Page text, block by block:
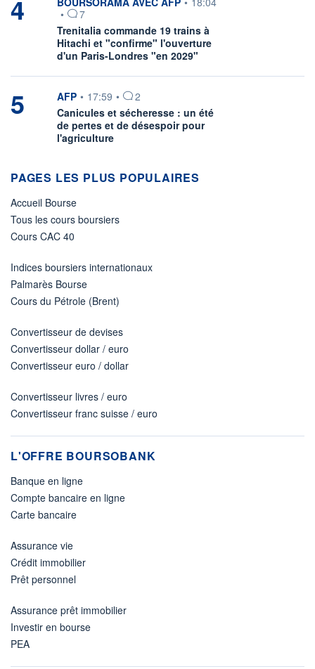
4
•
7
Trenitalia commande 19 trains à
Hitachi et "confirme" l'ouverture
d'un Paris-Londres "en 2029"
5 information fournie par
AFP • 17:59 •
2
Canicules et sécheresse : un été
de pertes et de désespoir pour
l'agriculture
PAGES LES PLUS POPULAIRES
Accueil Bourse
Tous les cours boursiers
Cours CAC 40
Indices boursiers internationaux
Palmarès Bourse
Cours du Pétrole (Brent)
Convertisseur de devises
Convertisseur dollar / euro
Convertisseur euro / dollar
Convertisseur livres / euro
Convertisseur franc suisse / euro
L'OFFRE BOURSOBANK
Banque en ligne
Compte bancaire en ligne
Carte bancaire
Assurance vie
Crédit immobilier
Prêt personnel
Assurance prêt immobilier
Investir en bourse
PEA